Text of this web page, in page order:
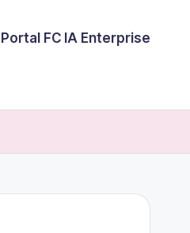
Portal FC IA Enterprise